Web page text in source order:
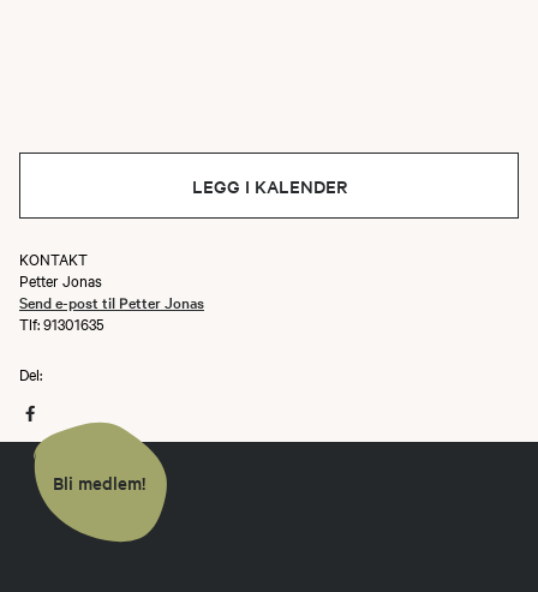
LEGG I KALENDER
KONTAKT
Petter Jonas
Send e-post til Petter Jonas
Tlf: 91301635
Del:
Bli medlem!